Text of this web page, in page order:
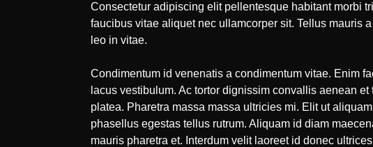
Consectetur adipiscing elit pellentesque habitant morbi
faucibus vitae aliquet nec ullamcorper sit. Tellus mauris
leo in vitae.
Condimentum id venenatis a condimentum vitae. Enim
lacus vestibulum. Ac tortor dignissim convallis aenean
platea. Pharetra massa massa ultricies mi. Elit ut
phasellus egestas tellus rutrum. Aliquam id diam
mauris pharetra et. Interdum velit laoreet id donec